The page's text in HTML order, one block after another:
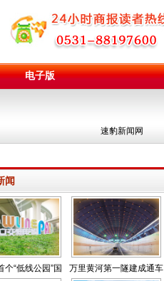
电子版
速豹新闻网
闻
个“低线公园”国 万里黄河第一隧建成通车